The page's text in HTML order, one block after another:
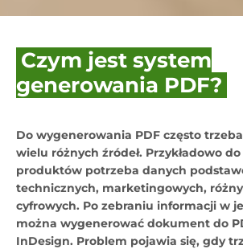
Czym jest system
generowania PDF?
Do wygenerowania PDF często
wielu różnych źródeł. Przykładowo
produktów potrzeba danych
technicznych, marketingowych,
cyfrowych. Po zebraniu informacji w
można wygenerować dokument do
InDesign. Problem pojawia się, gdy